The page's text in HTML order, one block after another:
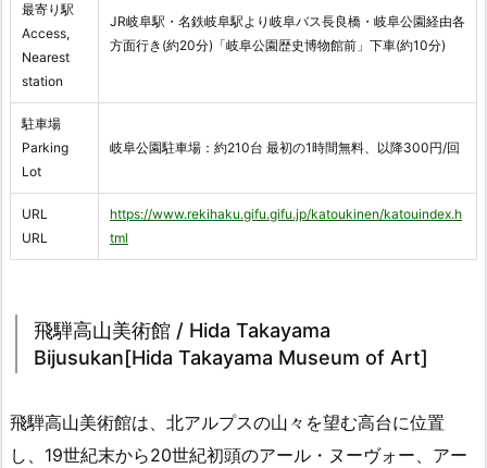
最寄り駅
Access,
Nearest
station
JR岐阜駅・名鉄岐阜駅より岐阜バス長良橋・岐阜公園経由各
方面行き(約20分)「岐阜公園歴史博物館前」下車(約10分)
駐車場
Parking
Lot
岐阜公園駐車場：約210台 最初の1時間無料、以降300円/回
URL
URL
https://www.rekihaku.gifu.gifu.jp/katoukinen/katouindex.h
tml
飛騨高山美術館 / Hida Takayama
Bijusukan[Hida Takayama Museum of Art]
飛騨高山美術館は、北アルプスの山々を望む高台に位置
し、19世紀末から20世紀初頭のアール・ヌーヴォー、アー